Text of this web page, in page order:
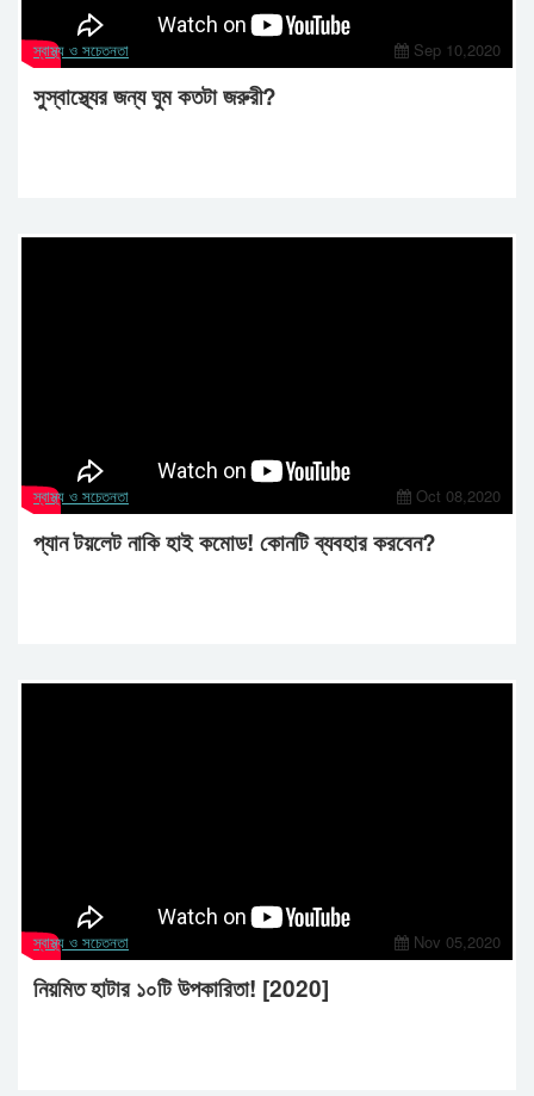
স্বাস্থ্য ও সচেতনতা Sep 10,2020
সুস্বাস্থ্যের জন্য ঘুম কতটা জরুরী?
স্বাস্থ্য ও সচেতনতা Oct 08,2020
প্যান টয়লেট নাকি হাই কমোড! কোনটি ব্যবহার করবেন?
স্বাস্থ্য ও সচেতনতা Nov 05,2020
নিয়মিত হাটার ১০টি উপকারিতা! [2020]